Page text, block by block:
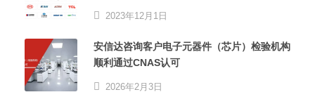
2023年12月1日
安信达咨询客户电子元器件（芯片）检验机构
顺利通过CNAS认可
2026年2月3日